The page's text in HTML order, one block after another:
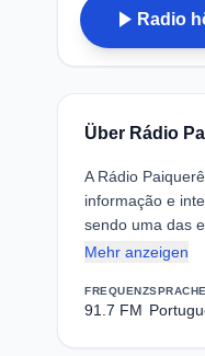
play_arrow Radio
Über Rádio
A Rádio
informação e
sendo uma das
Mehr anzeigen
FREQUENZ
91.7 FM
SPRACHE